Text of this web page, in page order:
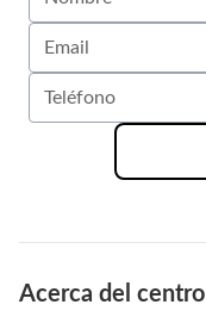
Acerca del centro